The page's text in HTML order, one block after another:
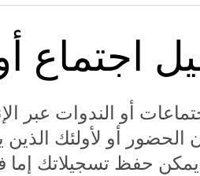
اجتماع
أو الندوات عبر
الحضور أو لأولئك
حفظ تسجيلاتك إما